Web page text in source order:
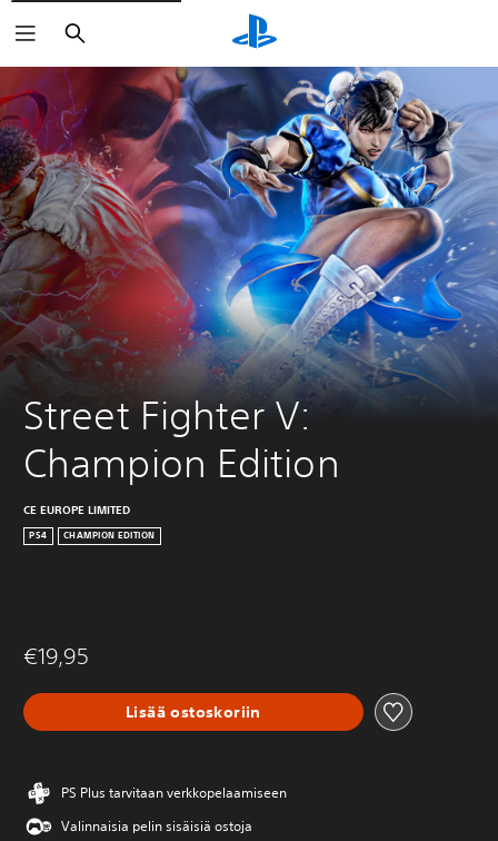
Haku
Street Fighter V:
Champion Edition
CE EUROPE LIMITED
PS4 CHAMPION EDITION
€19,95
Lisää ostoskoriin
PS Plus tarvitaan verkkopelaamiseen
Valinnaisia pelin sisäisiä ostoja